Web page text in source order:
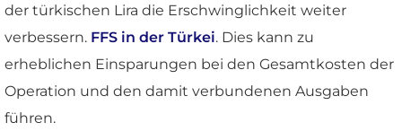
der türkischen Lira die Erschwinglichkeit weiter
verbessern. FFS in der Türkei. Dies kann zu
erheblichen Einsparungen bei den Gesamtkosten der
Operation und den damit verbundenen Ausgaben
führen.